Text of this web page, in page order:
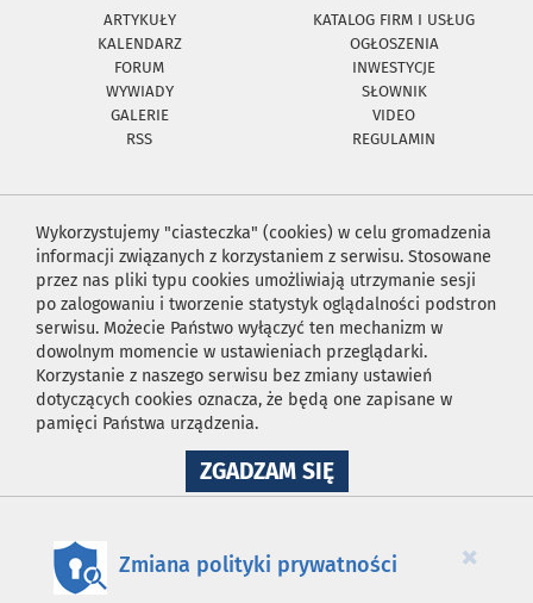
ARTYKUŁY
KATALOG FIRM I USŁUG
KALENDARZ
OGŁOSZENIA
FORUM
INWESTYCJE
WYWIADY
SŁOWNIK
GALERIE
VIDEO
RSS
REGULAMIN
Wykorzystujemy "ciasteczka" (cookies) w celu gromadzenia
informacji związanych z korzystaniem z serwisu. Stosowane
przez nas pliki typu cookies umożliwiają utrzymanie sesji
po zalogowaniu i tworzenie statystyk oglądalności podstron
serwisu. Możecie Państwo wyłączyć ten mechanizm w
dowolnym momencie w ustawieniach przeglądarki.
Korzystanie z naszego serwisu bez zmiany ustawień
dotyczących cookies oznacza, że będą one zapisane w
pamięci Państwa urządzenia.
ZGADZAM SIĘNA
WYKORZYSTANIE
×
Zmiana polityki prywatności